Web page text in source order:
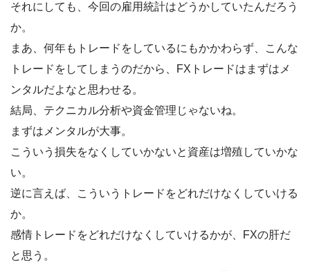
それにしても、今回の雇用統計はどうかしていたんだろう
か。
まあ、何年もトレードをしているにもかかわらず、こんな
トレードをしてしまうのだから、FXトレードはまずはメ
ンタルだよなと思わせる。
結局、テクニカル分析や資金管理じゃないね。
まずはメンタルが大事。
こういう損失をなくしていかないと資産は増殖していかな
い。
逆に言えば、こういうトレードをどれだけなくしていける
か。
感情トレードをどれだけなくしていけるかが、FXの肝だ
と思う。